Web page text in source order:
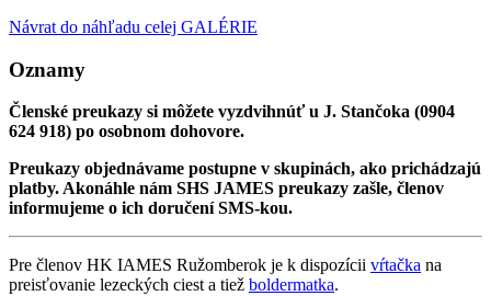
Návrat do náhľadu celej GALÉRIE
Oznamy
Členské preukazy si môžete vyzdvihnúť u J. Stančoka (0904
624 918) po osobnom dohovore.
Preukazy objednávame postupne v skupinách, ako prichádzajú
platby. Akonáhle nám SHS JAMES preukazy zašle, členov
informujeme o ich doručení SMS-kou.
Pre členov HK IAMES Ružomberok je k dispozícii vŕtačka na
preisťovanie lezeckých ciest a tiež boldermatka.